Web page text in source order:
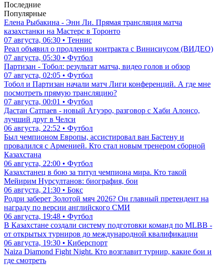
Последние
Популярные
Елена Рыбакина - Энн Ли. Прямая трансляция матча
казахстанки на Мастерс в Торонто
07 августа, 06:30 • Теннис
Реал объявил о продлении контракта с Винисиусом (ВИДЕО)
07 августа, 05:30 • Футбол
Партизан - Тобол: результат матча, видео голов и обзор
07 августа, 02:05 • Футбол
Тобол и Партизан начали матч Лиги конференций. А где мне
посмотреть прямую трансляцию?
07 августа, 00:01 • Футбол
Дастан Сатпаев - новый Агуэро, разговор с Хаби Алонсо,
лучший друг в Челси
06 августа, 22:52 • Футбол
Был чемпионом Европы, ассистировал ван Бастену и
провалился с Арменией. Кто стал новым тренером сборной
Казахстана
06 августа, 22:00 • Футбол
Казахстанец в бою за титул чемпиона мира. Кто такой
Мейирим Нурсултанов: биография, бои
06 августа, 21:30 • Бокс
Родри заберет Золотой мяч 2026? Он главный претендент на
награду по версии английского СМИ
06 августа, 19:48 • Футбол
В Казахстане создали систему подготовки команд по MLBB -
от открытых турниров до международной квалификации
06 августа, 19:30 • Киберспорт
Naiza Diamond Fight Night. Кто возглавит турнир, какие бои и
где смотреть